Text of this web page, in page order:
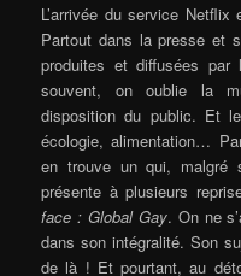
L’arrivée du service
Partout dans la presse et
produites et diffusées
souvent, on oublie la
disposition du public. Et
écologie, alimentation…
en trouve un qui, malgré
présente à plusieurs
face : Global Gay. On ne
dans son intégralité. Son
de là ! Et pourtant, au